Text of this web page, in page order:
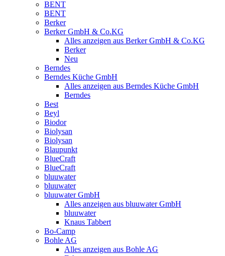
BENT
BENT
Berker
Berker GmbH & Co.KG
Alles anzeigen aus Berker GmbH & Co.KG
Berker
Neu
Berndes
Berndes Küche GmbH
Alles anzeigen aus Berndes Küche GmbH
Berndes
Best
Beyl
Biodor
Biolysan
Biolysan
Blaupunkt
BlueCraft
BlueCraft
bluuwater
bluuwater
bluuwater GmbH
Alles anzeigen aus bluuwater GmbH
bluuwater
Knaus Tabbert
Bo-Camp
Bohle AG
Alles anzeigen aus Bohle AG